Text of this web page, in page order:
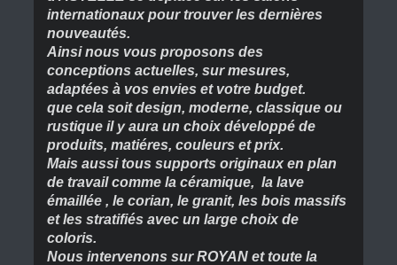
internationaux pour trouver les dernières
nouveautés.
Ainsi nous vous proposons des
conceptions actuelles, sur mesures,
adaptées à vos envies et votre budget.
que cela soit design, moderne, classique ou
rustique il y aura un choix développé de
produits, matiéres, couleurs et prix.
Mais aussi tous supports originaux en plan
de travail comme la céramique, la lave
émaillée , le corian, le granit, les bois massifs
et les stratifiés avec un large choix de
coloris.
Nous intervenons sur ROYAN et toute la